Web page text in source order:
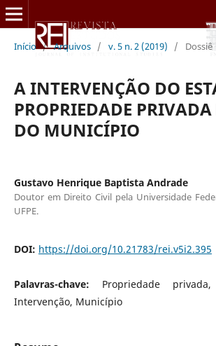
Início / Arquivos / v. 5 n. 2 (2019) / Dossiê
A INTERVENÇÃO DO
PROPRIEDADE PRIVADA
DO MUNICÍPIO
Gustavo Henrique Baptista Andrade
Doutor em Direito Civil pela Universidade
UFPE.
DOI: https://doi.org/10.21783/rei.v5i2.395
Palavras-chave: Propriedade
Intervenção, Município